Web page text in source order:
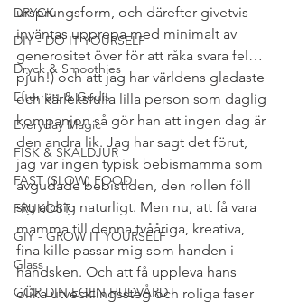
DRYCK
DIY - DO IT YOURSELF
Dryck & Smoothies
Efterrätt & Godis
Everyday Magic
FISK & SKALDJUR
FAST (SLOW) FOOD
FRUKOST
GIY - GROW IT YOURSELF
Glass
GÖR DIN EGEN HUDVÅRD
ursprungsform, och därefter givetvis
inväntas upprepa med minimalt av
generositet över för att råka svara fel…
pjuh!) och att jag har världens gladaste
och kärleksfulla lilla person som daglig
kompanjon så gör han att ingen dag är
den andra lik. Jag har sagt det förut,
jag var ingen typisk bebismamma som
avgudade bebistiden, den rollen föll
sig aldrig naturligt. Men nu, att få vara
mamma till denna tvååriga, kreativa,
fina kille passar mig som handen i
handsken. Och att få uppleva hans
olika utvecklingssteg och roliga faser